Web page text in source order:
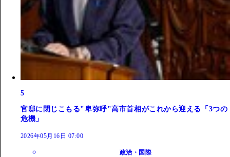
5
官邸に閉じこもる"卑弥呼"高市首相がこれから迎える「3つの
危機」
2026年05月16日 07:00
政治・国際